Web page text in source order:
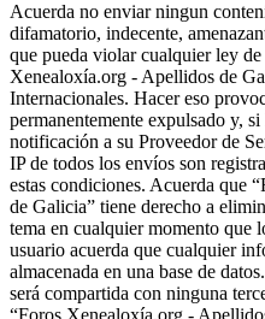
Acuerda no enviar ningun
difamatorio, indecente,
que pueda violar cualquier ley
Xenealoxía.org - Apellidos de
Internacionales. Hacer eso
permanentemente expulsado y,
notificación a su Proveedor de
IP de todos los envíos son
estas condiciones. Acuerda que
de Galicia” tiene derecho a
tema en cualquier momento que
usuario acuerda que cualquier
almacenada en una base de
será compartida con ninguna